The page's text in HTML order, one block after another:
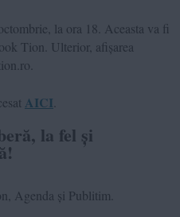
la ora 18. Aceasta va fi
Tion. Ulterior, afișarea
AICI
la fel și
Agenda și Publitim.